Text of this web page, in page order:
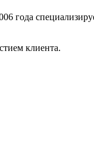
года
клиента.